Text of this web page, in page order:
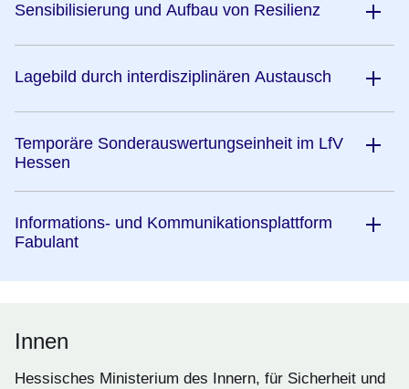
Sensibilisierung und Aufbau von Resilienz
Lagebild durch interdisziplinären Austausch
Temporäre Sonderauswertungseinheit im LfV
Hessen
Informations- und Kommunikationsplattform
Fabulant
Innen
Hessisches Ministerium des Innern, für Sicherheit und